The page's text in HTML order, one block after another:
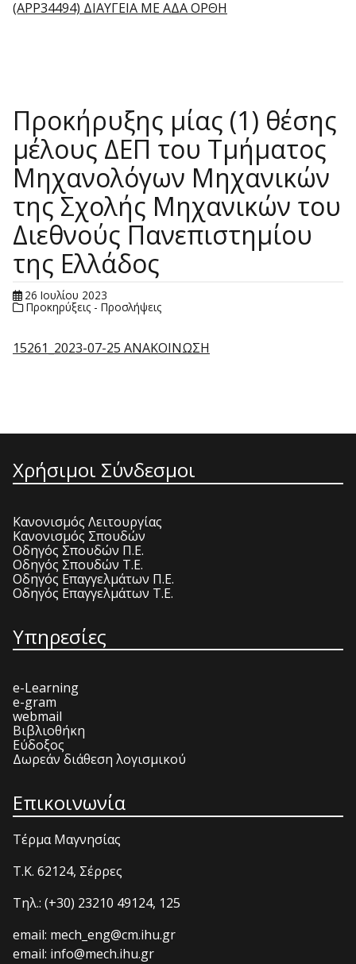
(APP34494) ΔΙΑΥΓΕΙΑ ΜΕ ΑΔΑ ΟΡΘΗ
Προκήρυξης μίας (1) θέσης
μέλους ΔΕΠ του Τμήματος
Μηχανολόγων Μηχανικών
της Σχολής Μηχανικών του
Διεθνούς Πανεπιστημίου
της Ελλάδος
26 Ιουλίου 2023
Προκηρύξεις - Προσλήψεις
15261_2023-07-25 ΑΝΑΚΟΙΝΩΣΗ
Χρήσιμοι Σύνδεσμοι
Κανονισμός Λειτουργίας
Κανονισμός Σπουδών
Οδηγός Σπουδών Π.Ε.
Οδηγός Σπουδών Τ.Ε.
Οδηγός Επαγγελμάτων Π.Ε.
Οδηγός Επαγγελμάτων Τ.Ε.
Υπηρεσίες
e-Learning
e-gram
webmail
Βιβλιοθήκη
Εύδοξος
Δωρεάν διάθεση λογισμικού
Επικοινωνία
Τέρμα Μαγνησίας
T.K. 62124, Σέρρες
Τηλ.: (+30) 23210 49124, 125
email: mech_eng@cm.ihu.gr
email: info@mech.ihu.gr